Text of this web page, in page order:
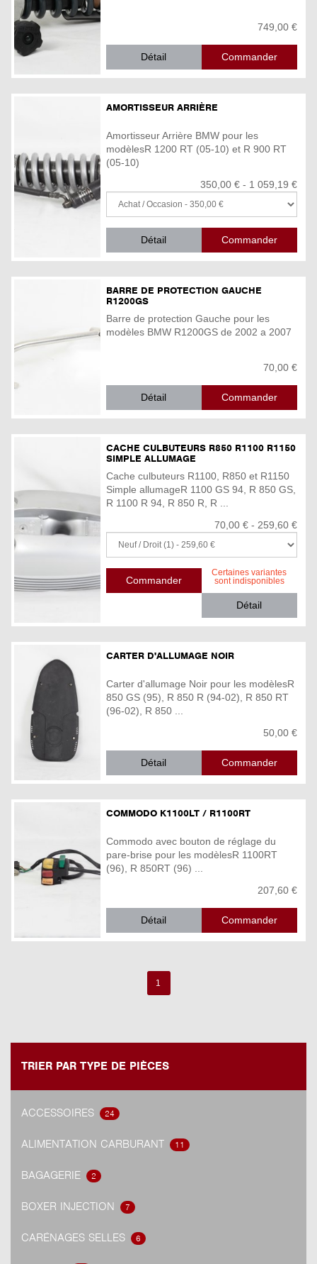
749,00 €
Détail
AMORTISSEUR ARRIÈRE
Amortisseur Arrière BMW pour les
modèlesR 1200 RT (05-10) et R 900 RT
(05-10)
350,00 € - 1 059,19 €
Détail
BARRE DE PROTECTION GAUCHE
R1200GS
Barre de protection Gauche pour les
modèles BMW R1200GS de 2002 a 2007
70,00 €
Détail
CACHE CULBUTEURS R850 R1100 R1150
SIMPLE ALLUMAGE
Cache culbuteurs R1100, R850 et R1150
Simple allumageR 1100 GS 94, R 850 GS,
R 1100 R 94, R 850 R, R ...
70,00 € - 259,60 €
Certaines variantes
sont indisponibles
Détail
CARTER D'ALLUMAGE NOIR
Carter d'allumage Noir pour les modèlesR
850 GS (95), R 850 R (94-02), R 850 RT
(96-02), R 850 ...
50,00 €
Détail
COMMODO K1100LT / R1100RT
Commodo avec bouton de réglage du
pare-brise pour les modèlesR 1100RT
(96), R 850RT (96) ...
207,60 €
Détail
1
TRIER PAR TYPE DE PIÈCES
ACCESSOIRES 24
ALIMENTATION CARBURANT 11
BAGAGERIE 2
BOXER INJECTION 7
CARÉNAGES SELLES 6